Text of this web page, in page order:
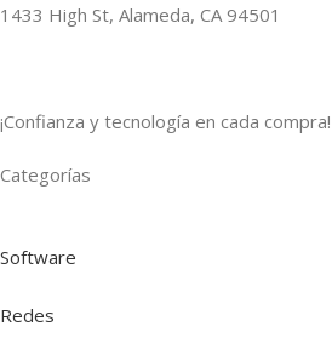
1433 High St, Alameda, CA 94501
¡Confianza y tecnología en cada compra!
Categorías
Software
Redes